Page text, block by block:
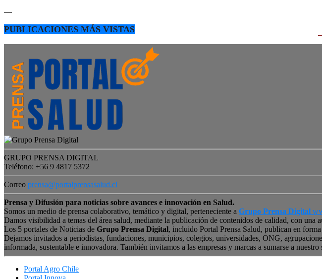
—
PUBLICACIONES MÁS VISTAS
GRUPO PRENSA DIGITAL
Teléfono: +56 9 4817 5372
Correo prensa@portalprensasalud.cl
Prensa y Difusión para noticias sobre avances e innovación en Salud.
Somos un medio de prensa colaborativo, temático y digital, perteneciente a Grupo Prensa Digital
Damos visibilidad a temas del área salud, mediante la publicación de contenidos de calidad, con
Los 5 portales de Noticias de Grupo Prensa Digital, incluido Portal Prensa Salud, publican en
Dejamos invitados a periodistas, fundaciones, municipios, colegios, universidades, ONG,
informada, sustentable e innovadora. También invitamos a las empresas y marcas a sumarse a
Portal Agro Chile